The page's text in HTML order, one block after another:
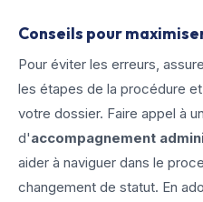
Conseils pour
Pour éviter les erreurs,
les étapes de la procédure
votre dossier. Faire appel à
d'accompagnement
aider à naviguer dans le
changement de statut. En